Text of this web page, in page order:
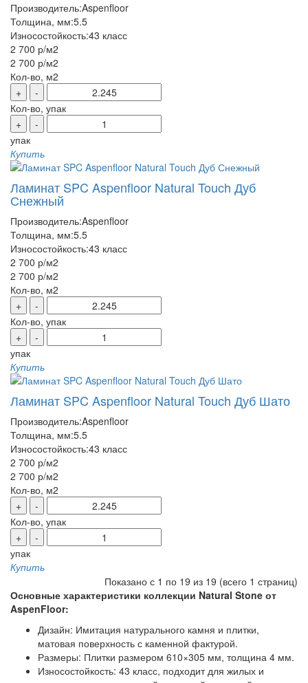
Производитель:Aspenfloor
Толщина, мм:5.5
Износостойкость:43 класс
2 700 р/м2
2 700 р/м2
Кол-во, м2
+
-
Кол-во, упак
+
-
упак
Купить
Ламинат SPC Aspenfloor Natural Touch Дуб
Снежный
Производитель:Aspenfloor
Толщина, мм:5.5
Износостойкость:43 класс
2 700 р/м2
2 700 р/м2
Кол-во, м2
+
-
Кол-во, упак
+
-
упак
Купить
Ламинат SPC Aspenfloor Natural Touch Дуб Шато
Производитель:Aspenfloor
Толщина, мм:5.5
Износостойкость:43 класс
2 700 р/м2
2 700 р/м2
Кол-во, м2
+
-
Кол-во, упак
+
-
упак
Купить
Показано с 1 по 19 из 19 (всего 1 страниц)
Основные характеристики коллекции Natural Stone от
AspenFloor:
Дизайн: Имитация натурального камня и плитки,
матовая поверхность с каменной фактурой.
Размеры: Плитки размером 610×305 мм, толщина 4 мм.
Износостойкость: 43 класс, подходит для жилых и